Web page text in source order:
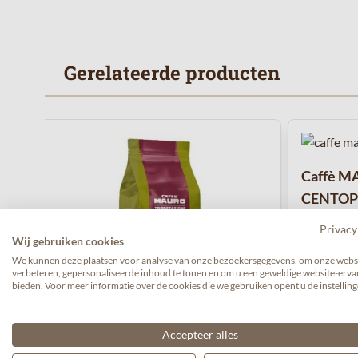
Gerelateerde producten
Caffè
Wij gebruiken cookies
We kunnen deze plaatsen voor analyse van onze bezoekersgegevens, om onze
verbeteren, gepersonaliseerde inhoud te tonen en om u een geweldige website-
bieden. Voor meer informatie over de cookies die we gebruiken opent u de
Accepteer alles